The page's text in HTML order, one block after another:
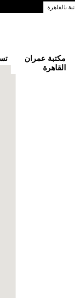
بالقاهرة
مكتبة عمران
القاهرة